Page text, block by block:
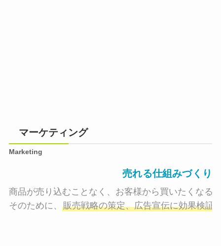
マーケティング
Marketing
売れる仕組みづくり
商品が売り込むことなく、お客様から買いたくなる
そのために、 販売戦略の策定、広告宣伝に効果検証